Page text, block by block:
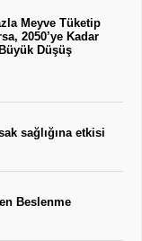
Meyve Tüketip
2050’ye Kadar
Düşüş
sağlığına etkisi
Beslenme